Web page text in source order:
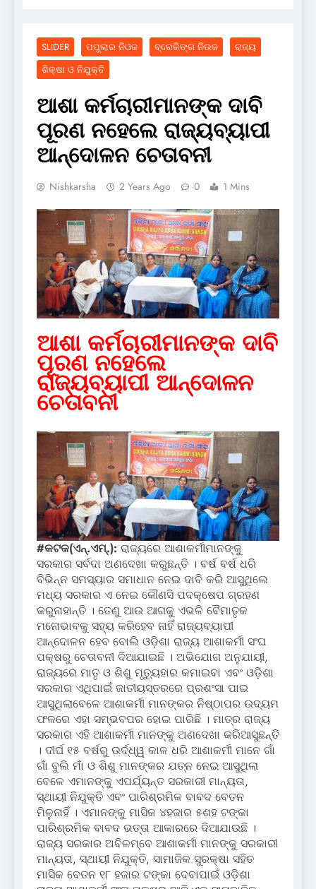
SLIDER ପପୁଲାର ନିଓଜ ବ୍ରେକିଙ୍ଗ ନିଉଜ
ରାଜ୍ୟ
ଶିକ୍ଷା ଓ ନିଯୁକ୍ତି
ଆଶା କର୍ମଚାରୀମାନଙ୍କ ଦାବି
ପୂରଣ ନହେଲେ ରାଜ୍ୟବ୍ୟାପୀ
ଆନ୍ଦୋଳନ ଚେତାବନୀ
Nishkarsha 2 Years Ago 0 1 Mins
ଆଶା କର୍ମଚାରୀମାନଙ୍କ ଦାବି
ପୂରଣ ନହେଲେ
ରାଜ୍ୟବ୍ୟାପୀ ଆନ୍ଦୋଳନ
ଚେତାବନୀ
#କଟକ(ଏନ୍‌.ଏମ୍‌.): ରାଜ୍ୟରେ ଆଶାକର୍ମୀମାନଙ୍କୁ
ସରକାର ସର୍ବଦା ଅଣଦେଖା କରୁଛନ୍ତି । ବର୍ଷ ବର୍ଷ ଧରି
ବିଭିନ୍ନ ସମସ୍ୟାର ସମାଧାନ ନେଇ ଦାବି କରି ଆସୁଥିଲେ
ମଧ୍ୟ ସରକାର ଏ ନେଇ କୌଣସି ପଦକ୍ଷେପ ଗ୍ରହଣ
କରୁନାହାନ୍ତି । ତେଣୁ ଆଉ ଆଗକୁ ଏଭଳି ବୈମାତୃକ
ମନୋଭାବକୁ ସହ୍ୟ କରିହେବ ନାହିଁ ରାଜ୍ୟବ୍ୟାପୀ
ଆନ୍ଦୋଳନ ହେବ ବୋଲି ଓଡ଼ିଶା ରାଜ୍ୟ ଆଶାକର୍ମୀ ସଂଘ
ପକ୍ଷରୁ ଚେତାବନୀ ଦିଆଯାଇଛି । ଅଭିଯୋଗ ଅନୁଯାୟୀ,
ରାଜ୍ୟରେ ମାତୃ ଓ ଶିଶୁ ମୃତ୍ୟୁହାର କମାଇବା ଏବଂ ଓଡ଼ିଶା
ସରକାର ଏଥିପାଇଁ ଜାତୀୟସ୍ତରରେ ପ୍ରଶଂସା ପାଇ
ଆସୁଥିଲାବେଳେ ଆଶାକର୍ମୀ ମାନଙ୍କର ନିଷ୍ଠାପର ଉଦ୍ୟମ
ଫଳରେ ଏହା ସମ୍ଭବପର ହୋଇ ପାରିଛି । ମାତ୍ର ରାଜ୍ୟ
ସରକାର ଏହି ଆଶାକର୍ମୀ ମାନଙ୍କୁ ଅଣଦେଖା କରିଆସୁଛନ୍ତି
। ଦୀର୍ଘ ୧୫ ବର୍ଷରୁ ଉର୍ଦ୍ଧ୍ୱ କାଳ ଧରି ଆଶାକର୍ମୀ ମାନେ ଗାଁ
ଗାଁ ବୁଲି ମାଁ ଓ ଶିଶୁ ମାନଙ୍କର ଯତ୍ନ ନେଇ ଆସୁଥିଲା
ବେଳେ ଏମାନଙ୍କୁ ଏପର୍ଯ୍ୟନ୍ତ ସରକାରୀ ମାନ୍ୟତା,
ସ୍ଥାୟୀ ନିଯୁକ୍ତି ଏବଂ ପାରିଶ୍ରମିକ ବାବଦ ବେତନ
ମିଳୁନାହିଁ । ଏମାନଙ୍କୁ ମାସିକ ୪ହଜାର ୫ଶହ ଟଙ୍କା
ପାରିଶ୍ରମିକ ବାବଦ ଭତ୍ତା ଆକାରରେ ଦିଆଯାଉଛି ।
ରାଜ୍ୟ ସରକାର ଅବିଳମ୍ବେ ଆଶାକର୍ମୀ ମାନଙ୍କୁ ସରକାରୀ
ମାନ୍ୟତା, ସ୍ଥାୟୀ ନିଯୁକ୍ତି, ସାମାଜିକ ସୁରକ୍ଷା ସହିତ
ମାସିକ ବେତନ ୧୮ ହଜାର ଟଙ୍କା ଦେବାପାଇଁ ଓଡ଼ିଶା